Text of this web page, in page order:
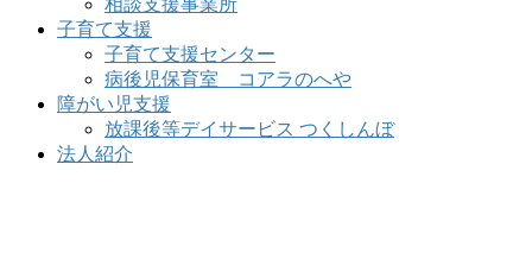
相談支援事業所
子育て支援
子育て支援センター
病後児保育室 コアラのへや
障がい児支援
放課後等デイサービス つくしんぼ
法人紹介